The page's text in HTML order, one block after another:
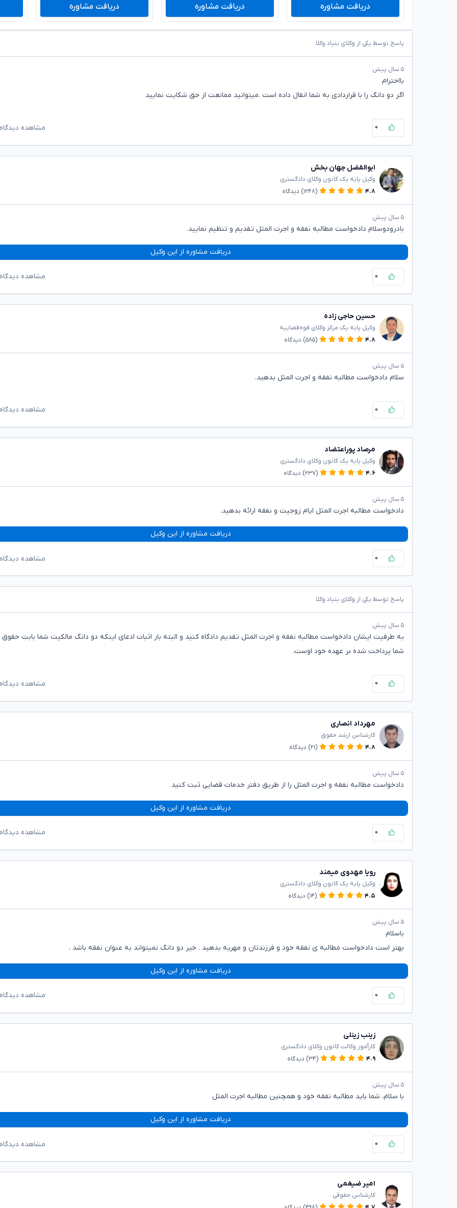
دریافت مشاوره دریافت مشاوره دریافت مشاوره
پاسخ توسط یکی از وکلای بنیاد وکلا
۵ سال پیش
بااحترام
اگر دو دانگ را با قراردادی به شما انقال داده است .میتوانید ممانعت از حق شکایت نمایید
۰ مشاهده
ابوالفضل جهان بخش
وکیل پایه یک کانون وکلای دادگستری
۴.۸
(۱۲۴۸) دیدگاه
۵ سال پیش
بادرودوسلام دادخواست مطالبه نفقه و اجرت المثل تقدیم و تنظیم نمایید.
دریافت مشاوره از این وکیل
۰ مشاهده
حسین حاجی زاده
وکیل پایه یک مرکز وکلای قوه‌قضاییه
۴.۸
(۵۸۵) دیدگاه
۵ سال پیش
سلام دادخواست مطالبه نفقه و اجرت المثل بدهید.
۰ مشاهده
مرصاد پوراعتضاد
وکیل پایه یک کانون وکلای دادگستری
۴.۶
(۲۳۷) دیدگاه
۵ سال پیش
دادخواست مطالبه اجرت المثل ایام زوجیت و نفقه ارائه بدهید.
دریافت مشاوره از این وکیل
۰ مشاهده
پاسخ توسط یکی از وکلای بنیاد وکلا
۵ سال پیش
به طرفیت ایشان دادخواست مطالبه نفقه و اجرت المثل تقدیم دادگاه کنید و البته بار اثبات ادعای اینکه دو دانگ مالکیت شما بابت حقوق
شما پرداخت شده بر عهده خود اوست.
۰ مشاهده
مهرداد انصاری
کارشناس ارشد حقوق
۴.۸
(۲۱) دیدگاه
۵ سال پیش
دادخواست مطالبه نفقه و اجرت المثل را از طریق دفتر خدمات قضایی ثبت کنید
دریافت مشاوره از این وکیل
۰ مشاهده
رویا مهدوی میمند
وکیل پایه یک کانون وکلای دادگستری
۴.۵
(۱۴) دیدگاه
۵ سال پیش
باسلام
بهتر است دادخواست مطالبه ی نفقه خود و فرزندتان و مهریه بدهید . خیر دو دانگ نمیتواند به عنوان نفقه باشد .
دریافت مشاوره از این وکیل
۰ مشاهده
زینب زینلی
کارآموز وکالت کانون وکلای دادگستری
۴.۹
(۳۴) دیدگاه
۵ سال پیش
با سلام، شما باید مطالبه نفقه خود و همچنین مطالبه اجرت المثل
دریافت مشاوره از این وکیل
۰ مشاهده
امیر ضیغمی
کارشناس حقوقی